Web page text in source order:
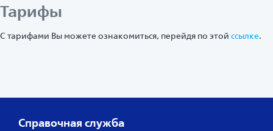
Тарифы
С тарифами Вы можете ознакомиться, перейдя по этой ссылке.
Справочная служба